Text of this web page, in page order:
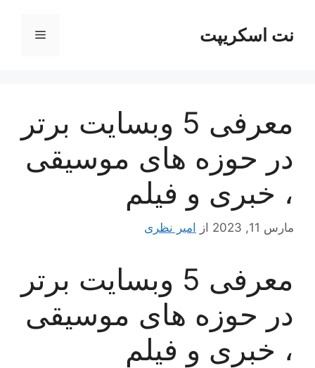
محتوانت اسکریپت فهرست
معرفی 5 وبسایت برتر
در حوزه های موسیقی
، خبری و فیلم
مارس 11, 2023 از امیر نظری
معرفی 5 وبسایت برتر
در حوزه های موسیقی
، خبری و فیلم